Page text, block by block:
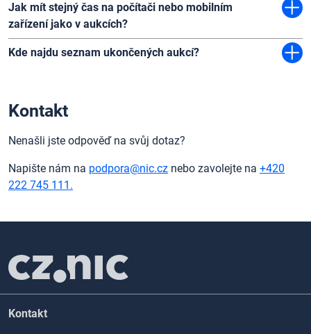
Jak mít stejný čas na počítači nebo mobilním
zařízení jako v aukcích?
Kde najdu seznam ukončených aukcí?
Kontakt
Nenašli jste odpověď na svůj dotaz?
Napište nám na podpora@nic.cz nebo zavolejte na +420
222 745 111.
Kontakt